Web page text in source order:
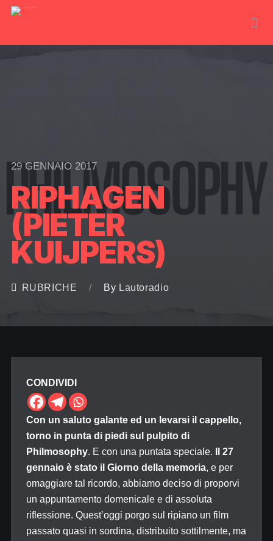
29 GENNAIO 2017
RIPHAGEN
(PIETER
KUIJPERS)
RUBRICHE By Lautoradio
CONDIVIDI
Con un saluto galante ed un levarsi il cappello,
torno in punta di piedi sul pulpito di
Philmosophy. E con una puntata speciale.
Il 27
gennaio è stato il Giorno della memoria, e per
omaggiare tal ricordo, abbiamo deciso di proporvi
un appuntamento domenicale e di assoluta
riflessione. Quest’oggi porgo sul ripiano un film
passato quasi in sordina, distribuito sottilmente, ma